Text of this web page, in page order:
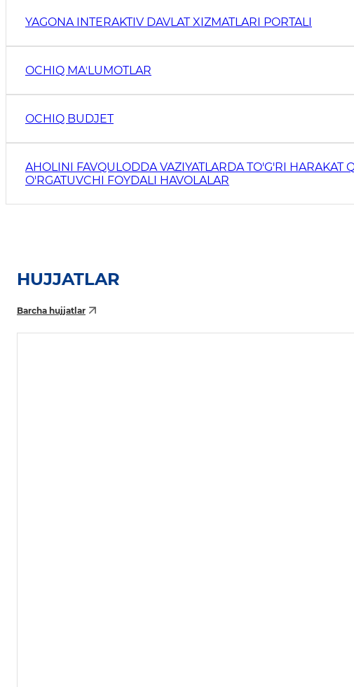
YAGONA INTERAKTIV DAVLAT XIZMATLARI PORTALI
OCHIQ MAʼLUMOTLAR
OCHIQ BUDJET
AHOLINI FAVQULODDA VAZIYATLARDA TO'G'RI HARAKAT
O'RGATUVCHI FOYDALI HAVOLALAR
HUJJATLAR
Barcha hujjatlar